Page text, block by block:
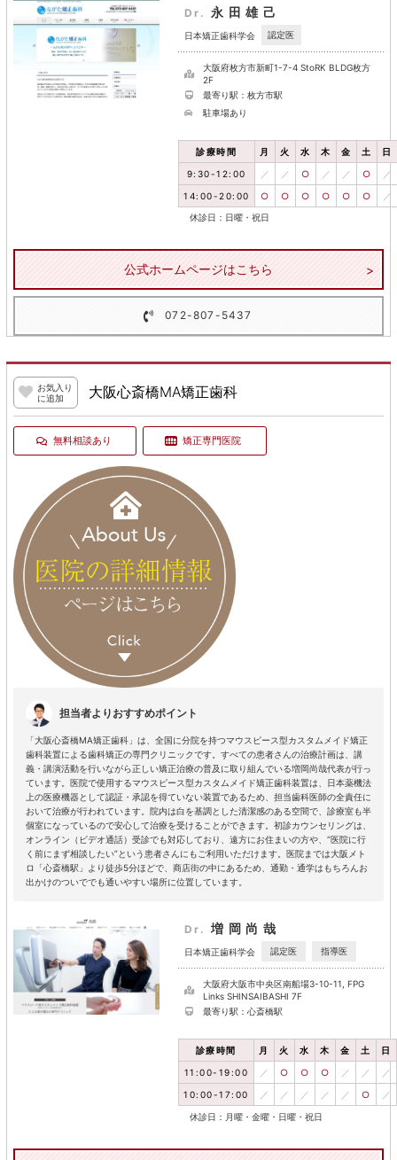
Dr. 永田雄己
日本矯正歯科学会 認定医
大阪府枚方市新町1-7-4 StoRK BLDG枚方
2F
最寄り駅：枚方市駅
駐車場あり
診療時間 月 火 水 木 金 土 日
9:30-12:00 ／ ／ ○ ／ ／ ○ ／
14:00-20:00 ○ ○ ○ ○ ○ ○ ／
休診日：日曜・祝日
公式ホームページはこちら
072-807-5437
お気入り
に追加
大阪心斎橋MA矯正歯科
無料相談あり 矯正専門医院
担当者よりおすすめポイント
「大阪心斎橋MA矯正歯科」は、全国に分院を持つマウスピース型カスタムメイド矯正
歯科装置による歯科矯正の専門クリニックです。すべての患者さんの治療計画は、講
義・講演活動を行いながら正しい矯正治療の普及に取り組んでいる増岡尚哉代表が行っ
ています。医院で使用するマウスピース型カスタムメイド矯正歯科装置は、日本薬機法
上の医療機器として認証・承認を得ていない装置であるため、担当歯科医師の全責任に
おいて治療が行われています。院内は白を基調とした清潔感のある空間で、診療室も半
個室になっているので安心して治療を受けることができます。初診カウンセリングは、
オンライン（ビデオ通話）受診でも対応しており、遠方にお住まいの方や、“医院に行
く前にまず相談したい”という患者さんにもご利用いただけます。医院までは大阪メト
ロ「心斎橋駅」より徒歩5分ほどで、商店街の中にあるため、通勤・通学はもちろんお
出かけのついででも通いやすい場所に位置しています。
Dr. 増岡尚哉
日本矯正歯科学会 認定医 指導医
大阪府大阪市中央区南船場3-10-11, FPG
Links SHINSAIBASHI 7F
最寄り駅：心斎橋駅
診療時間 月 火 水 木 金 土 日
11:00-19:00 ／ ○ ○ ○ ／ ／ ／
10:00-17:00 ／ ／ ／ ／ ／ ○ ／
休診日：月曜・金曜・日曜・祝日